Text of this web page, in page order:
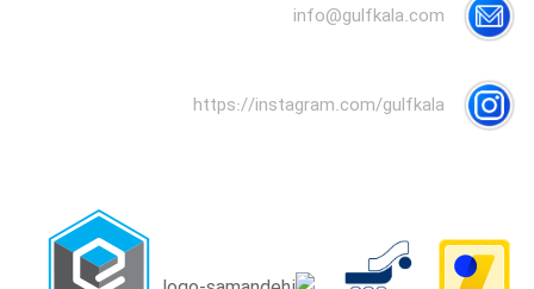
info@gulfkala.com
https://instagram.com/gulfkala